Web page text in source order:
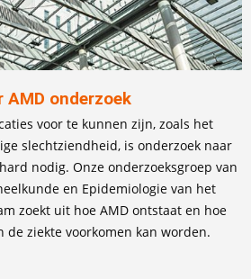
AMD onderzoek
voor te kunnen zijn, zoals het
slechtziendheid, is onderzoek naar
nodig. Onze onderzoeksgroep van
en Epidemiologie van het
zoekt uit hoe AMD ontstaat en hoe
de ziekte voorkomen kan worden.